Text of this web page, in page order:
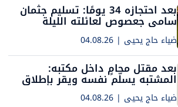
بعد احتجازه 34 يومًا: تسليم جثمان
سامي جعصوص لعائلته الليلة
ضياء حاج يحيى |
04.08.26
بعد مقتل محامٍ داخل مكتبه:
المشتبه يسلّم نفسه ويقر بإطلاق
النار
ضياء حاج يحيى |
04.08.26